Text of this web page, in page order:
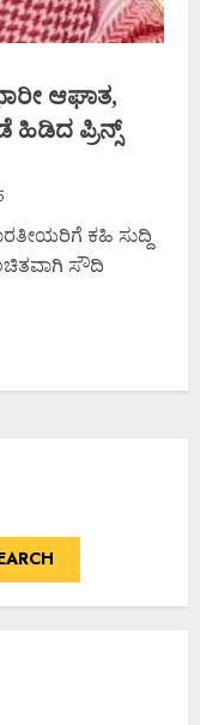
ಆಘಾತ,
ಹಿಡಿದ ಪ್ರಿನ್ಸ್
ಕಹಿ ಸುದ್ದಿ
ಸೌದಿ